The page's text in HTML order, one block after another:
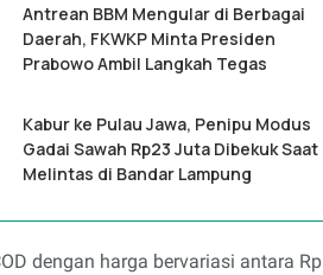
Antrean BBM Mengular di Berbagai
Daerah, FKWKP Minta Presiden
Prabowo Ambil Langkah Tegas
Kabur ke Pulau Jawa, Penipu Modus
Gadai Sawah Rp23 Juta Dibekuk Saat
Melintas di Bandar Lampung
dengan harga bervariasi antara Rp